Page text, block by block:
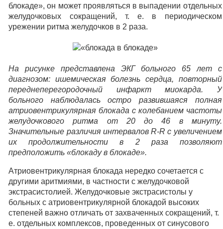
блокаде», он может проявляться в выпадении отдельных
желудочковых сокращений, т. е. в периодическом
урежении ритма желудочков в 2 раза.
На рисунке представлена ЭКГ больного 65 лет с
диагнозом: ишемическая болезнь сердца, повторный
переднеперегородочный инфаркт миокарда. У
больного наблюдалась остро развившаяся полная
атриовентрикулярная блокада с колебанием частоты
желудочкового ритма от 20 до 46 в минуту.
Значительные различия интервалов R-R с увеличением
их продолжительности в 2 раза позволяют
предположить «блокаду в блокаде».
Атриовентрикулярная блокада нередко сочетается с
другими аритмиями, в частности с желудочковой
экстрасистолией. Желудочковые экстрасистолы у
больных с атриовентрикулярной блокадой высоких
степеней важно отличать от захваченных сокращений, т.
е. отдельных комплексов, проведенных от синусового